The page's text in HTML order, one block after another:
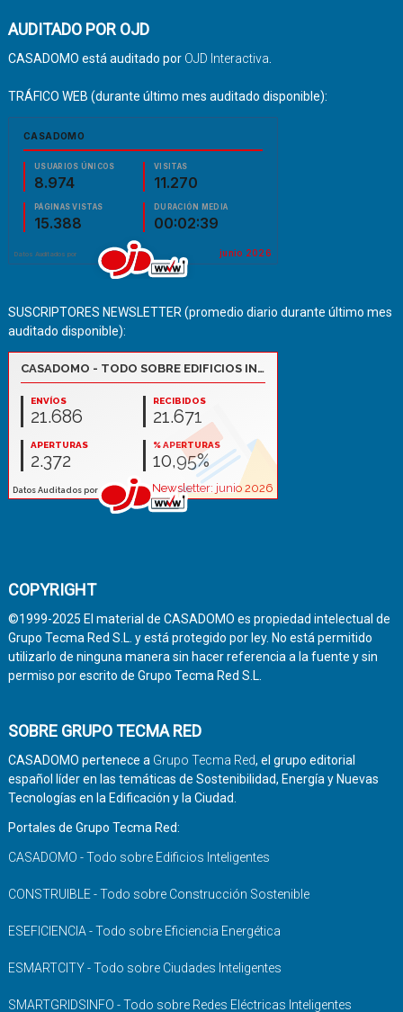
AUDITADO POR OJD
CASADOMO está auditado por OJD Interactiva.
TRÁFICO WEB (durante último mes auditado disponible):
SUSCRIPTORES NEWSLETTER (promedio diario durante último mes
auditado disponible):
COPYRIGHT
©1999-2025 El material de CASADOMO es propiedad intelectual de
Grupo Tecma Red S.L. y está protegido por ley. No está permitido
utilizarlo de ninguna manera sin hacer referencia a la fuente y sin
permiso por escrito de Grupo Tecma Red S.L.
SOBRE GRUPO TECMA RED
CASADOMO pertenece a Grupo Tecma Red, el grupo editorial
español líder en las temáticas de Sostenibilidad, Energía y Nuevas
Tecnologías en la Edificación y la Ciudad.
Portales de Grupo Tecma Red:
CASADOMO - Todo sobre Edificios Inteligentes
CONSTRUIBLE - Todo sobre Construcción Sostenible
ESEFICIENCIA - Todo sobre Eficiencia Energética
ESMARTCITY - Todo sobre Ciudades Inteligentes
SMARTGRIDSINFO - Todo sobre Redes Eléctricas Inteligentes